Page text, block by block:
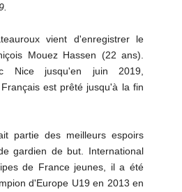
vient d'enregistrer le
Mouez Hassen (22 ans).
Nice jusqu'en juin 2019,
est prêté jusqu'à la fin
partie des meilleurs espoirs
gardien de but. International
de France jeunes, il a été
d'Europe U19 en 2013 en